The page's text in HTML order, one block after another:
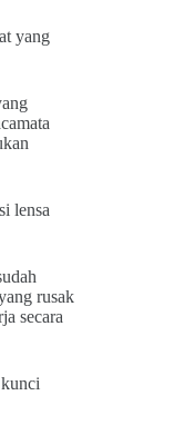
yang
lensa
rusak
secara